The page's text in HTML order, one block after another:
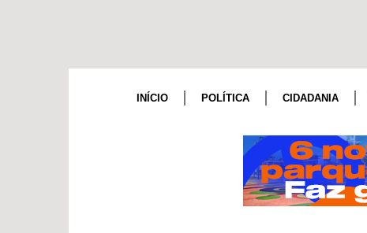
INÍCIO POLÍTICA CIDADANIA